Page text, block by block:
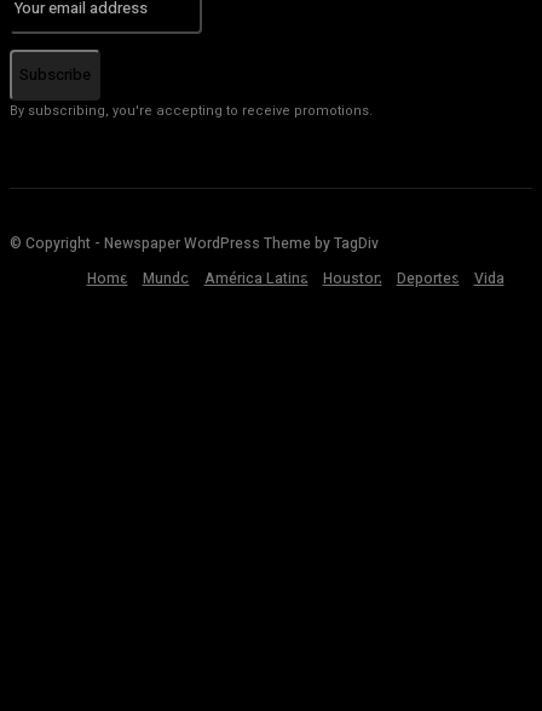
Subscribe
By subscribing, you're accepting to receive promotions.
© Copyright - Newspaper WordPress Theme by TagDiv
Home
Mundo América Latina Houston Deportes Vida